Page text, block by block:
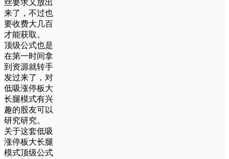
丝要求又放出
来了，不过也
要收费大几百
才能获取。
顶级公式也是
在第一时间拿
到资源就转手
发过来了，对
低吸涨停板大
长腿模式有兴
趣的股友可以
研究研究。
关于这套低吸
涨停板大长腿
模式顶级公式